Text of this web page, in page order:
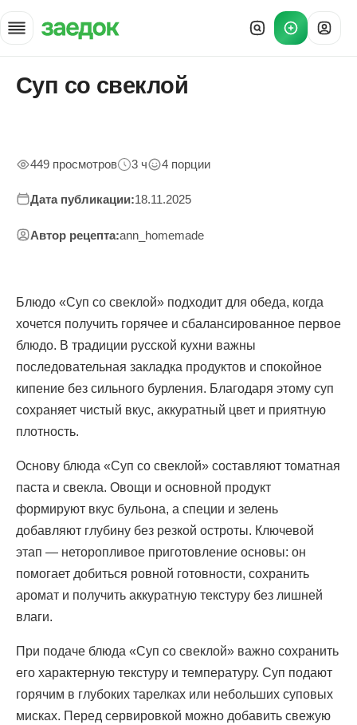
Главная
»
Суп со свеклой
449 просмотров 3 ч 4 порции
Дата публикации:18.11.2025
Автор рецепта:ann_homemade
Блюдо «Суп со свеклой» подходит для обеда, когда
хочется получить горячее и сбалансированное первое
блюдо. В традиции русской кухни важны
последовательная закладка продуктов и спокойное
кипение без сильного бурления. Благодаря этому суп
сохраняет чистый вкус, аккуратный цвет и приятную
плотность.
Основу блюда «Суп со свеклой» составляют томатная
паста и свекла. Овощи и основной продукт
формируют вкус бульона, а специи и зелень
добавляют глубину без резкой остроты. Ключевой
этап — неторопливое приготовление основы: он
помогает добиться ровной готовности, сохранить
аромат и получить аккуратную текстуру без лишней
влаги.
При подаче блюда «Суп со свеклой» важно сохранить
его характерную текстуру и температуру. Суп подают
горячим в глубоких тарелках или небольших суповых
мисках. Перед сервировкой можно добавить свежую